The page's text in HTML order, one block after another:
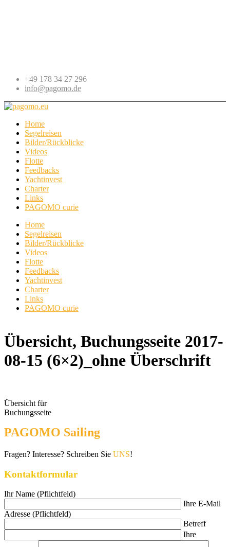
+49 178 34 27 296
info@pagomo.de
Home
Segelreisen
Bilder/Rückblicke
Videos
Flotte
Feedbacks
Yachtinvest
Charter
Links
PAGOMO curie
Home
Segelreisen
Bilder/Rückblicke
Videos
Flotte
Feedbacks
Yachtinvest
Charter
Links
PAGOMO curie
Übersicht, Buchungsseite 2017-
08-15 (6×2)_ohne Überschrift
Übersicht für
Buchungsseite
PAGOMO Sailing
Fragen? Interesse? Schreiben Sie UNS!
Kontaktformular
Ihr Name (Pflichtfeld)
Ihre E-Mail
Adresse (Pflichtfeld)
Betreff
Ihre